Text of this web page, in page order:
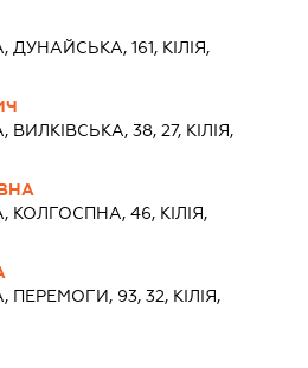
ДУНАЙСЬКА, 161, КІЛІЯ,
ВИЛКІВСЬКА, 38, 27, КІЛІЯ,
КОЛГОСПНА, 46, КІЛІЯ,
ПЕРЕМОГИ, 93, 32, КІЛІЯ,